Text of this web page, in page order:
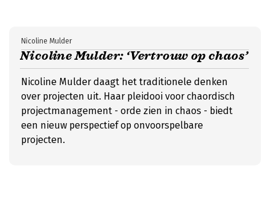
Nicoline Mulder: ‘Vertrouw op chaos’
Nicoline Mulder
Nicoline Mulder daagt het traditionele denken
over projecten uit. Haar pleidooi voor chaordisch
projectmanagement - orde zien in chaos - biedt
een nieuw perspectief op onvoorspelbare
projecten.